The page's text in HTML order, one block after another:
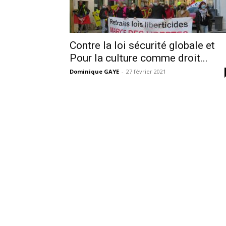
Contre la loi sécurité globale et
Pour la culture comme droit...
Dominique GAYE - 27 février 2021